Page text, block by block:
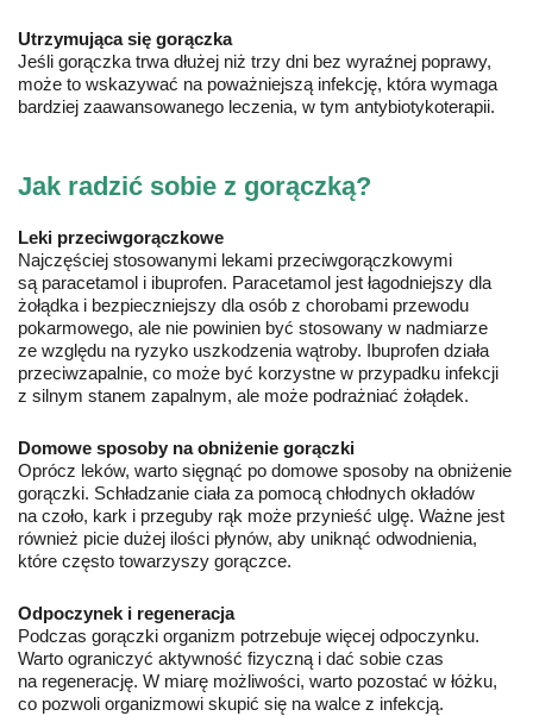
Utrzymująca się gorączka
Jeśli gorączka trwa dłużej niż trzy dni bez wyraźnej poprawy,
może to wskazywać na poważniejszą infekcję, która wymaga
bardziej zaawansowanego leczenia, w tym antybiotykoterapii.
Jak radzić sobie z gorączką?
Leki przeciwgorączkowe
Najczęściej stosowanymi lekami przeciwgorączkowymi
są paracetamol i ibuprofen. Paracetamol jest łagodniejszy dla
żołądka i bezpieczniejszy dla osób z chorobami przewodu
pokarmowego, ale nie powinien być stosowany w nadmiarze
ze względu na ryzyko uszkodzenia wątroby. Ibuprofen działa
przeciwzapalnie, co może być korzystne w przypadku infekcji
z silnym stanem zapalnym, ale może podrażniać żołądek.
Domowe sposoby na obniżenie gorączki
Oprócz leków, warto sięgnąć po domowe sposoby na obniżenie
gorączki. Schładzanie ciała za pomocą chłodnych okładów
na czoło, kark i przeguby rąk może przynieść ulgę. Ważne jest
również picie dużej ilości płynów, aby uniknąć odwodnienia,
które często towarzyszy gorączce.
Odpoczynek i regeneracja
Podczas gorączki organizm potrzebuje więcej odpoczynku.
Warto ograniczyć aktywność fizyczną i dać sobie czas
na regenerację. W miarę możliwości, warto pozostać w łóżku,
co pozwoli organizmowi skupić się na walce z infekcją.